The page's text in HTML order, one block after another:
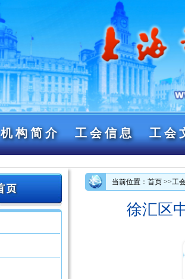
机构简介 工会信息 工会
当前位置：首页 >>工
徐汇区